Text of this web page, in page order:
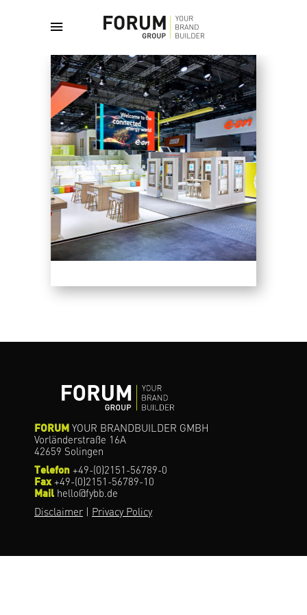
July 10, 2025
English Byadmin MORE
FORUM YOUR BRANDBUILDER GMBH
Vorländerstraße 16A
42659 Solingen
Telefon +49-(0)2151-56789-0
Fax+49-(0)2151-56789-10
Mail hello@fybb.de
Disclaimer | Privacy Policy